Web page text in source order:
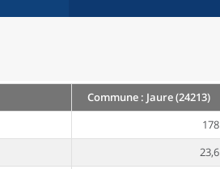
Commune : Jaure (24213)
178
23,6